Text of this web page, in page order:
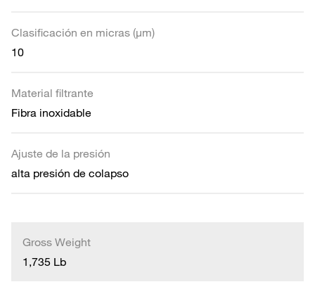
Clasificación en micras (µm)
10
Material filtrante
Fibra inoxidable
Ajuste de la presión
alta presión de colapso
Gross Weight
1,735 Lb